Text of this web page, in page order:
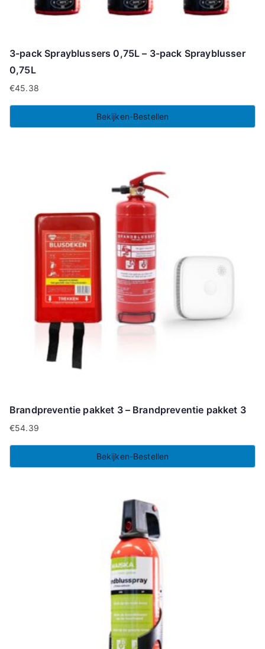
3-pack Sprayblussers 0,75L – 3-pack Sprayblusser
0,75L
€45.38
Bekijken-Bestellen
Brandpreventie pakket 3 – Brandpreventie pakket 3
€54.39
Bekijken-Bestellen